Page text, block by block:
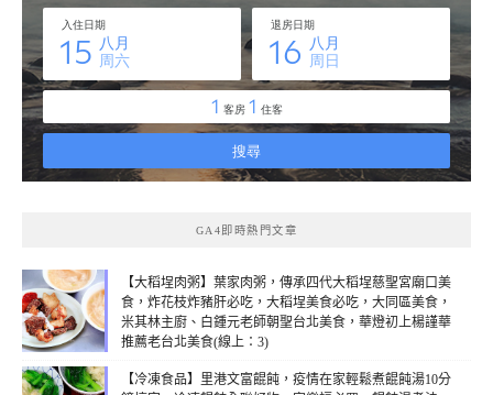
GA4即時熱門文章
【大稻埕肉粥】葉家肉粥，傳承四代大稻埕慈聖宮廟口美
食，炸花枝炸豬肝必吃，大稻埕美食必吃，大同區美食，
米其林主廚、白鍾元老師朝聖台北美食，華燈初上楊謹華
推薦老台北美食(線上：3)
【冷凍食品】里港文富餛飩，疫情在家輕鬆煮餛飩湯10分